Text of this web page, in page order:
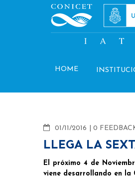
HOME
01/11/2016 0
LLEGA LA
El próximo 4 de
viene desarrollando en la